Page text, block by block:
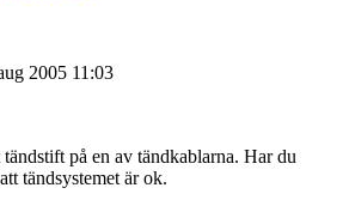
2005 11:03
tändstift på en av tändkablarna. Har du
tändsystemet är ok.